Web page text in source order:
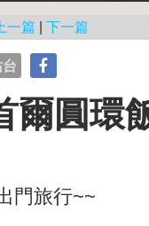
上一篇 下一篇
爾圓
門旅行~~